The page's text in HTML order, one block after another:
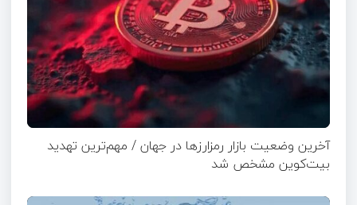
آخرین وضعیت بازار رمزارزها در جهان / مهم‌ترین تهدید
بیت‌کوین مشخص شد